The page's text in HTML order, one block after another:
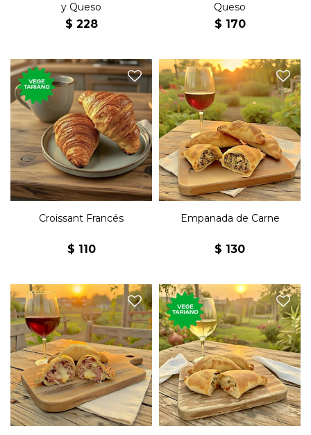
y Queso
$ 228
Queso
$ 170
Croissant francés grande.
Croissant Francés
$ 110
Empanada rellena de carne.
Empanada de Carne
$ 130
Empanada rellena de jamón
y queso.
Empanada rellena de queso,
tomate y albahaca.